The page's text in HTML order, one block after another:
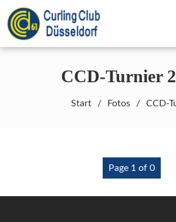
Zum
Inhalt
springen
CCD-Turnier
Start Fotos CCD-
Page 1 of 0